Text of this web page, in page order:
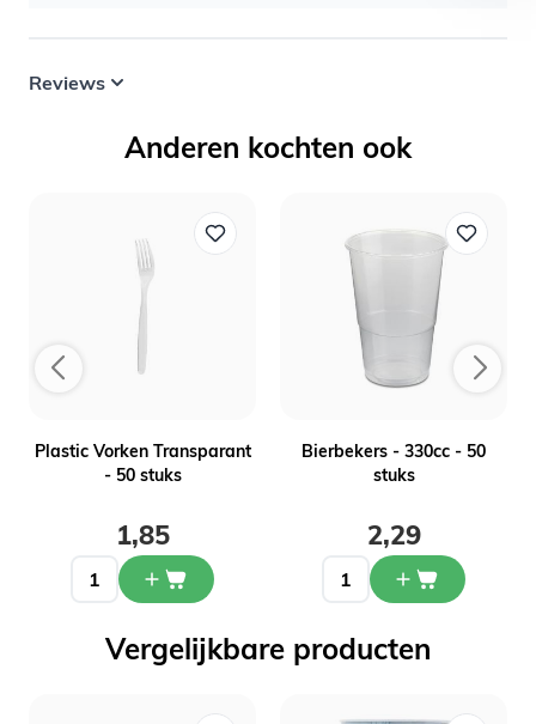
Reviews
Anderen kochten ook
Plastic Vorken Transparant
- 50 stuks
1,85
Bierbekers - 330cc - 50
stuks
2,29
Vergelijkbare producten